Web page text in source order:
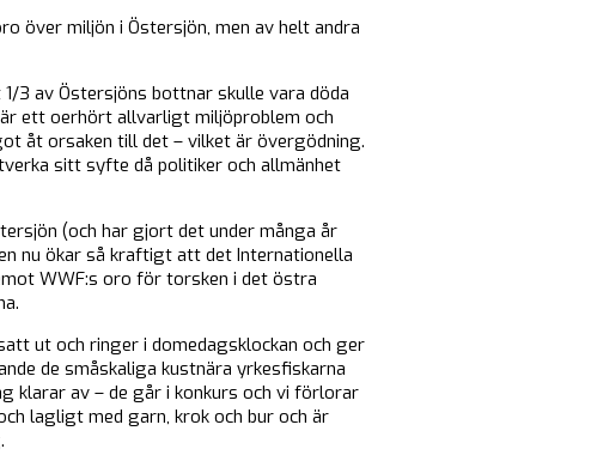
över miljön i Östersjön, men av helt andra
3 av Östersjöns bottnar skulle vara döda
ett oerhört allvarligt miljöproblem och
åt orsaken till det – vilket är övergödning.
sitt syfte då politiker och allmänhet
(och har gjort det under många år
nu ökar så kraftigt att det Internationella
WWF:s oro för torsken i det östra
ut och ringer i domedagsklockan och ger
de småskaliga kustnära yrkesfiskarna
klarar av – de går i konkurs och vi förlorar
lagligt med garn, krok och bur och är